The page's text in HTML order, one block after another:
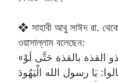
❖ সাহাবী আবু সাঈদ রা.
ওয়াসাল্লাম বলেছেন:
«لَتَتَّبِعُنَّ سَنَنَ مَنْ كَانَ قَبْلَكُمْ حذو القذة بالقذة حَتَّى لَوْ
يَا رسول الله الْيَهُودَ